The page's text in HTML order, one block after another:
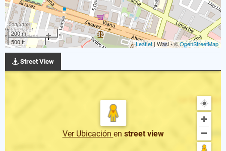
200 m
500 ft
Leaflet| Wasi - ©OpenStreetMap
Street View
Ver Ubicación en street view